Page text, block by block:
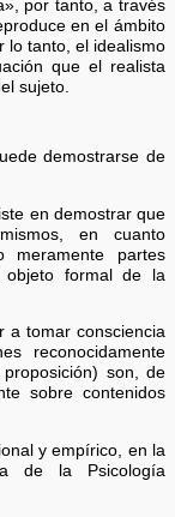
por tanto, a través
en el ámbito
lo tanto, el idealismo
que el realista
sujeto.
demostrarse de
en demostrar que
en cuanto
meramente partes
objeto formal de la
a tomar consciencia
reconocidamente
son, de
sobre contenidos
y empírico, en la
de la Psicología